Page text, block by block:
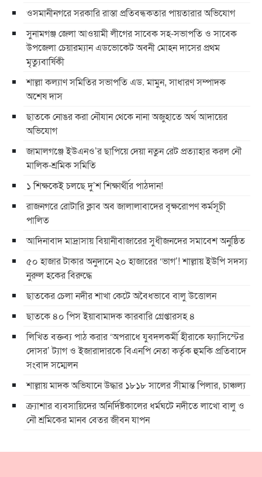
ওসমানীনগরে সরকারি রাস্তা প্রতিবন্ধকতার পায়তারার অভিযোগ
সুনামগঞ্জ জেলা আওয়ামী লীগের সাবেক সহ-সভাপতি ও সাবেক
উপজেলা চেয়ারম্যান এডভোকেট অবনী মোহন দাসের প্রথম
মৃত্যুবার্ষিকী
শাল্লা কল্যাণ সমিতির সভাপতি এড. মামুন, সাধারণ সম্পাদক
অশেষ দাস
ছাতকে নোঙর করা নৌযান থেকে নানা অজুহাতে অর্থ আদায়ের
অভিযোগ
জামালগঞ্জে ইউএনও’র ছাপিয়ে দেয়া নতুন রেট প্রত্যাহার করল নৌ
মালিক-শ্রমিক সমিতি
১ শিক্ষকেই চলছে দু’শ শিক্ষার্থীর পাঠদান!
রাজনগরে রোটারি ক্লাব অব জালালাবাদের বৃক্ষরোপণ কর্মসূচী
পালিত
আদিনাবাদ মাদ্রাসায় বিয়ানীবাজারের সুধীজনদের সমাবেশ অনুষ্ঠিত
৫০ হাজার টাকার অনুদানে ২০ হাজারের ‘ভাগ’! শাল্লায় ইউপি সদস্য
নুরুল হকের বিরুদ্ধে
ছাতকের চেলা নদীর শাখা কেটে অবৈধভাবে বালু উত্তোলন
ছাতকে ৪০ পিস ইয়াবামাদক কারবারি গ্রেপ্তারসহ ৪
লিখিত বক্তব্য পাঠ করার ‘অপরাধে যুবদলকর্মী হীরাকে ফ্যাসিস্টের
দোসর’ ট্যাগ ও ইজারাদারকে বিএনপি নেতা কর্তৃক হুমকি প্রতিবাদে
সংবাদ সম্মেলন
শাল্লায় মাদক অভিযানে উদ্ধার ১৮১৮ সালের সীমান্ত পিলার, চাঞ্চল্য
ক্র্যাশার ব্যবসায়িদের অনির্দিষ্টকালের ধর্মঘটে নদীতে লাখো বালু ও
নৌ শ্রমিকের মানব বেতর জীবন যাপন